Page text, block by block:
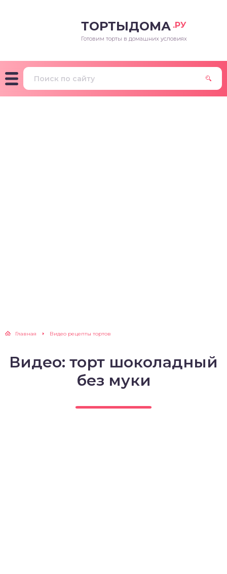
ТОРТЫДОМА .РУ
Готовим торты в домашних условиях
Главная Видео рецепты тортов
Видео: торт шоколадный
без муки